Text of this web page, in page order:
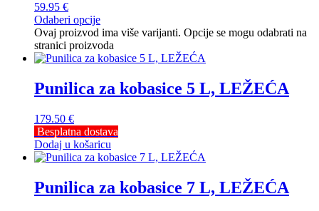
59.95 €
Odaberi opcije
Ovaj proizvod ima više varijanti. Opcije se mogu odabrati na
stranici proizvoda
Punilica za kobasice 5 L, LEŽEĆA
179.50 €
Besplatna dostava
Dodaj u košaricu
Punilica za kobasice 7 L, LEŽEĆA